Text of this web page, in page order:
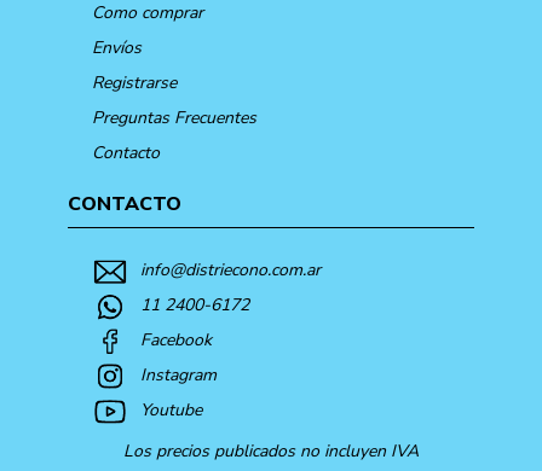
Como comprar
Envíos
Registrarse
Preguntas Frecuentes
Contacto
CONTACTO
info@distriecono.com.ar
11 2400-6172
Facebook
Instagram
Youtube
Los precios publicados no incluyen IVA